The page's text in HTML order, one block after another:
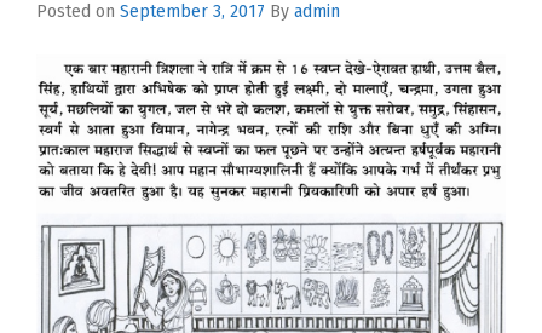
Posted on September 3, 2017 By admin